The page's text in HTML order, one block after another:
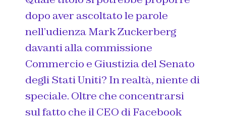
dopo aver ascoltato le parole
nell’udienza Mark Zuckerberg
davanti alla commissione
Commercio e Giustizia del Senato
degli Stati Uniti? In realtà, niente di
speciale. Oltre che concentrarsi
sul fatto che il CEO di Facebook